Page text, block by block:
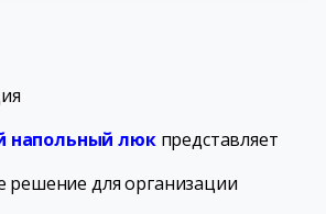
напольный люкпредставляет
решение для организации